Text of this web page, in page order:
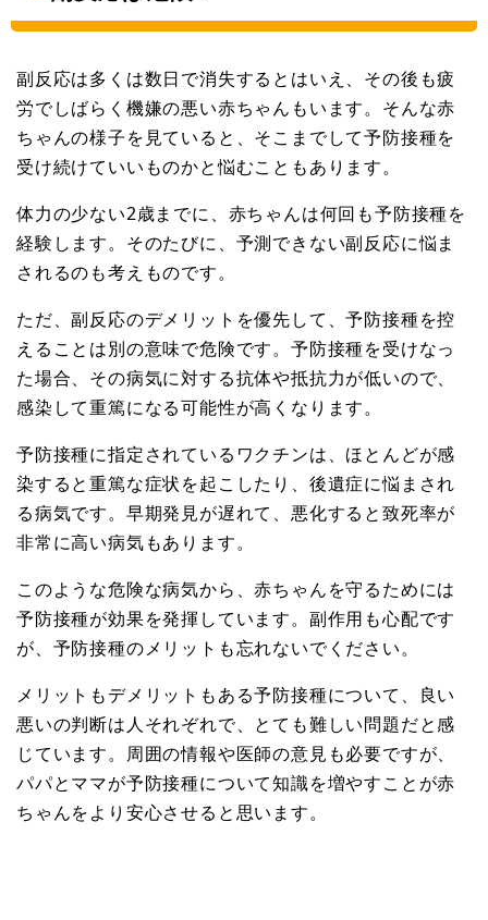
副反応は多くは数日で消失するとはいえ、その後も疲
労でしばらく機嫌の悪い赤ちゃんもいます。そんな赤
ちゃんの様子を見ていると、そこまでして予防接種を
受け続けていいものかと悩むこともあります。
体力の少ない2歳までに、赤ちゃんは何回も予防接種を
経験します。そのたびに、予測できない副反応に悩ま
されるのも考えものです。
ただ、副反応のデメリットを優先して、予防接種を控
えることは別の意味で危険です。予防接種を受けなっ
た場合、その病気に対する抗体や抵抗力が低いので、
感染して重篤になる可能性が高くなります。
予防接種に指定されているワクチンは、ほとんどが感
染すると重篤な症状を起こしたり、後遺症に悩まされ
る病気です。早期発見が遅れて、悪化すると致死率が
非常に高い病気もあります。
このような危険な病気から、赤ちゃんを守るためには
予防接種が効果を発揮しています。副作用も心配です
が、予防接種のメリットも忘れないでください。
メリットもデメリットもある予防接種について、良い
悪いの判断は人それぞれで、とても難しい問題だと感
じています。周囲の情報や医師の意見も必要ですが、
パパとママが予防接種について知識を増やすことが赤
ちゃんをより安心させると思います。